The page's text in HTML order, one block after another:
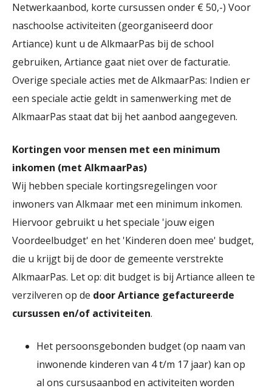
Netwerkaanbod, korte cursussen onder € 50,-) Voor
naschoolse activiteiten (georganiseerd door
Artiance) kunt u de AlkmaarPas bij de school
gebruiken, Artiance gaat niet over de facturatie.
Overige speciale acties met de AlkmaarPas: Indien er
een speciale actie geldt in samenwerking met de
AlkmaarPas staat dat bij het aanbod aangegeven.
Kortingen voor mensen met een minimum
inkomen (met AlkmaarPas)
Wij hebben speciale kortingsregelingen voor
inwoners van Alkmaar met een minimum inkomen.
Hiervoor gebruikt u het speciale 'jouw eigen
Voordeelbudget' en het 'Kinderen doen mee' budget,
die u krijgt bij de door de gemeente verstrekte
AlkmaarPas. Let op: dit budget is bij Artiance alleen te
verzilveren op de door Artiance gefactureerde
cursussen en/of activiteiten.
Het persoonsgebonden budget (op naam van
inwonende kinderen van 4 t/m 17 jaar) kan op
al ons cursusaanbod en activiteiten worden